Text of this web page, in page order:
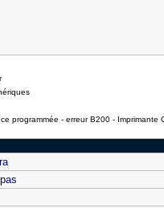
programmée - erreur B200 - Imprimante